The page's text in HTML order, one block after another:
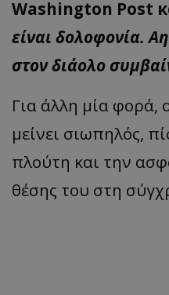
Washington Post
είναι δολοφονία.
στον διάολο
Για άλλη μία φορά,
μείνει σιωπηλός,
πλούτη και την
θέσης του στη